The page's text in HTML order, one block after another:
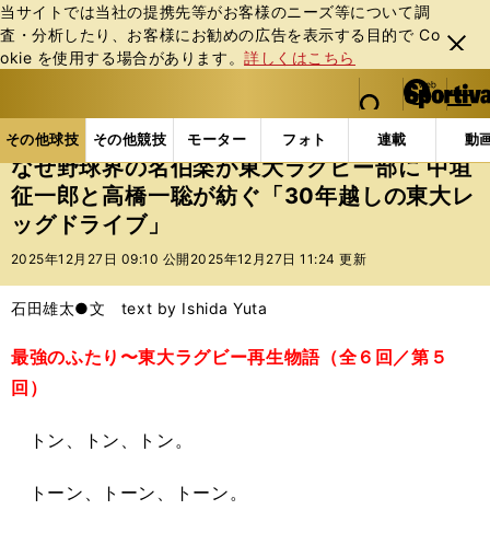
当サイトでは当社の提携先等がお客様のニーズ等について調
査・分析したり、お客様にお勧めの広告を表⽰する⽬的で Co
okie を使⽤する場合があります。詳しくはこちら
閉じ
る
web Sportiva (webスポルティーバ)
検索
マイペ
ー
ジ
メニュ
その他球技 その他競技 モーター フォト 連載 動
ス
ポ
ル
テ
ー
バ
その他球技の記事一覧 ラグビー なぜ野球界の名伯
なぜ野球界の名伯楽が東大ラグビー部に 中垣
征一郎と高橋一聡が紡ぐ「30年越しの東大レ
ッグドライブ」
2025年12月27日 09:10 公開 2025年12月27日 11:24 更新
石田雄太●文 text by Ishida Yuta
最強のふたり〜東大ラグビー再生物語（全６回／第５
回）
トン、トン、トン。
トーン、トーン、トーン。